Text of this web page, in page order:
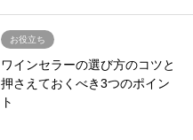
お役立ち
ワインセラーの選び方のコツと
押さえておくべき3つのポイン
ト